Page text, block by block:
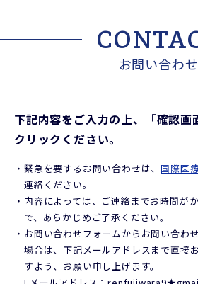
お問い合わせ
下記内容をご入力の上、「確認画
クリックください。
・ 緊急を要するお問い合わせは、国際医
連絡ください。
・ 内容によっては、ご連絡までお時間が
で、あらかじめご了承ください。
・ お問い合わせフォームからお問い合わ
場合は、下記メールアドレスまで直接
すよう、お願い申し上げます。